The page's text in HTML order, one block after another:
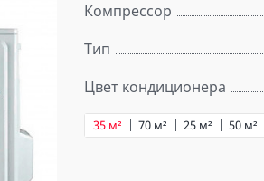
Компрессор
Тип
Цвет кондиционера
70 м² 25 м²
35 м² 50 м²